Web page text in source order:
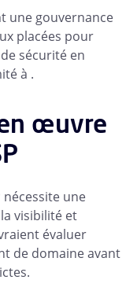
une gouvernance
placées pour
sécurité en
à .
œuvre
une
visibilité et
évaluer
de domaine avant